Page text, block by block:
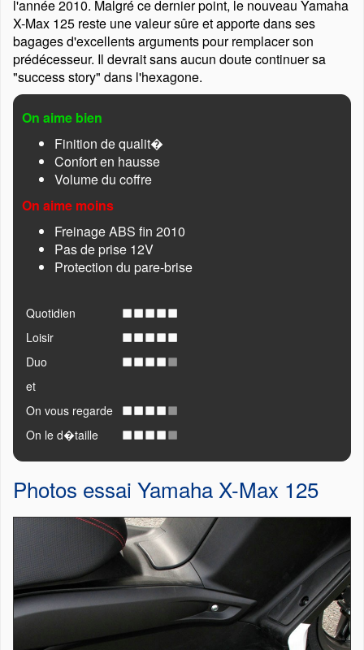
l'année 2010. Malgré ce dernier point, le nouveau Yamaha
X-Max 125 reste une valeur sûre et apporte dans ses
bagages d'excellents arguments pour remplacer son
prédécesseur. Il devrait sans aucun doute continuer sa
success story dans l'hexagone.
On aime bien
Finition de qualit�
Confort en hausse
Volume du coffre
On aime moins
Freinage ABS fin 2010
Pas de prise 12V
Protection du pare-brise
Quotidien
Loisir
Duo
et
On vous regarde
On le d�taille
Photos essai Yamaha X-Max 125